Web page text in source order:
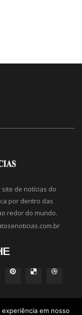
site de notícias do
por dentro das
redor do mundo.
em nosso